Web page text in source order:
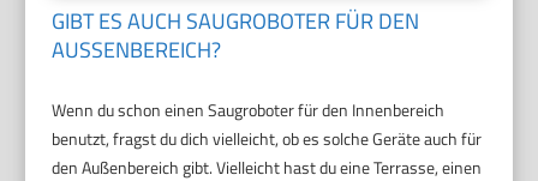
GIBT ES AUCH SAUGROBOTER FÜR DEN
AUSSENBEREICH?
Wenn du schon einen Saugroboter für den Innenbereich
benutzt, fragst du dich vielleicht, ob es solche Geräte auch für
den Außenbereich gibt. Vielleicht hast du eine Terrasse, einen